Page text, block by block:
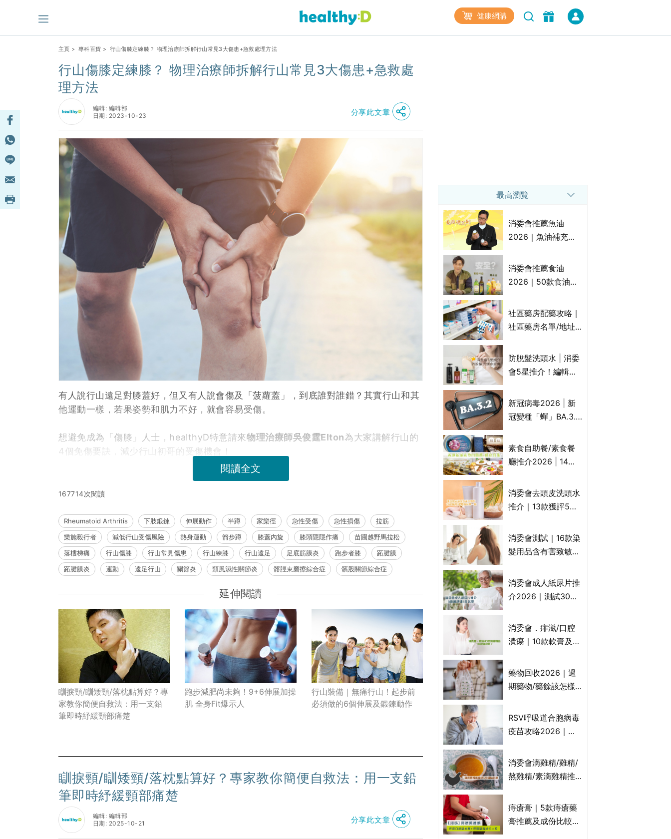
健康網購
主頁 > 專科百貨 > 行山傷膝定練膝？ 物理治療師拆解行山常見3大傷患+急救處理方法
行山傷膝定練膝？ 物理治療師拆解行山常見3大傷患+急救處
理方法
編輯: 編輯部
日期: 2023-10-23
分享此文章
有人說行山遠足對膝蓋好，但又有人說會傷及「菠蘿蓋」，到底誰對誰錯？其實行山和其
他運動一樣，若果姿勢和肌力不好，就會容易受傷。
想避免成為「傷膝」人士，healthyD特意請來物理治療師吳俊霆Elton為大家講解行山的
4個免傷要訣，減少行山初哥的受傷機會！
閱讀全文
167714次閱讀
Rheumatoid Arthritis 下肢鍛鍊 伸展動作 半蹲 家樂徑 急性受傷 急性損傷
拉筋
樂施毅行者
減低行山受傷風險 熱身運動 箭步蹲 膝蓋內旋 膝頭隱隱作痛
苗圃越野馬拉松
落樓梯痛
行山傷膝 行山常見傷患 行山練膝 行山遠足 足底筋膜炎 跑步者膝
跖腱膜
跖腱膜炎
運動 遠足行山 關節炎 類風濕性關節炎 髂脛束磨擦綜合症 髕股關節綜合症
延伸閱讀
瞓捩頸/瞓矮頸/落枕點算好？專
家教你簡便自救法：用一支鉛
筆即時紓緩頸部痛楚
跑步減肥尚未夠！9+6伸展加操
肌 全身Fit爆示人
行山裝備｜無痛行山！起步前
必須做的6個伸展及鍛鍊動作
瞓捩頸/瞓矮頸/落枕點算好？專家教你簡便自救法：用一支鉛
筆即時紓緩頸部痛楚
編輯: 編輯部
日期: 2025-10-21
分享此文章
最高瀏覽
消委會推薦魚油
2026｜魚油補充劑
名單｜附1款國際魚
油標準5星認證 針對
消委會推薦食油
2026｜50款食油評
物｜21款健康煮食油
總評達5星滿分名單
花籽油/花生油等)
社區藥房配藥攻略｜
社區藥房名單/地址/
法一覽表｜社區藥房
是甚麼？可以申請藥
防脫髮洗頭水 | 消委
會5星推介！編輯加
比較：位元堂、呂、
PANTOGAR、純素
新冠病毒2026 | 新
冠變種「蟬」BA.3.2
播、風險與預防方法
一文睇
素食自助餐/素食餐
廳推介2026 | 14間
中式/印度/東南亞/港
式/Fusion素食齋菜
消委會去頭皮洗頭水
推介｜13款獲評5星
KLORANE、沙宣、
呂、LUX等上榜｜4
消委會測試｜16款染
髮用品含有害致敏物
介!50惠、Return回
本、Furnte、Rerise
消委會成人紙尿片推
介2026｜測試30款
滲墊防漏表現/回滲/
化學物質檢測等｜5
消委會．痱滋/口腔
潰瘍｜10款軟膏及啫
屬處方藥物？有哪些
受關注成分？｜必知
藥物回收2026｜過
期藥物/藥餘該怎樣
地點一覽｜屈臣氏、
萬寧、首衛、綠領行
RSV呼吸道合胞病毒
疫苗攻略2026｜
高危？RSV疫苗價錢
比較、打針後反應處
消委會滴雞精/雞精/
熬雞精/素滴雞精推
款含致癌物 9款總評
達5星滿分名單 屈臣
痔瘡膏｜5款痔瘡藥
膏推薦及成份比較